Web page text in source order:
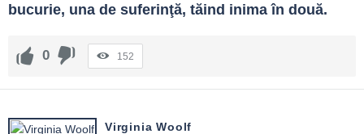
bucurie, una de suferinţă, tăind inima în două.
0 152
Virginia Woolf